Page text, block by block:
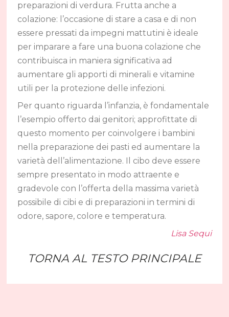
preparazioni di verdura. Frutta anche a
colazione: l’occasione di stare a casa e di non
essere pressati da impegni mattutini è ideale
per imparare a fare una buona colazione che
contribuisca in maniera significativa ad
aumentare gli apporti di minerali e vitamine
utili per la protezione delle infezioni.
Per quanto riguarda l’infanzia, è fondamentale
l’esempio offerto dai genitori; approfittate di
questo momento per coinvolgere i bambini
nella preparazione dei pasti ed aumentare la
varietà dell’alimentazione. Il cibo deve essere
sempre presentato in modo attraente e
gradevole con l’offerta della massima varietà
possibile di cibi e di preparazioni in termini di
odore, sapore, colore e temperatura.
Lisa Sequi
TORNA AL TESTO PRINCIPALE